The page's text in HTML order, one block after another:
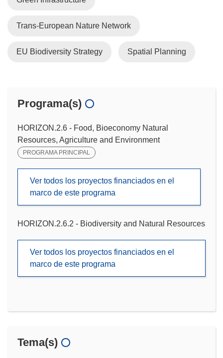
Trans-European Nature Network
EU Biodiversity Strategy Spatial Planning
Programa(s)
HORIZON.2.6 - Food, Bioeconomy Natural
Resources, Agriculture and Environment
PROGRAMA PRINCIPAL
Ver todos los proyectos financiados en el
marco de este programa
HORIZON.2.6.2 - Biodiversity and Natural Resources
Ver todos los proyectos financiados en el
marco de este programa
Tema(s)